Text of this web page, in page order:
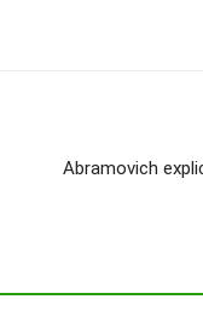
Abramovich